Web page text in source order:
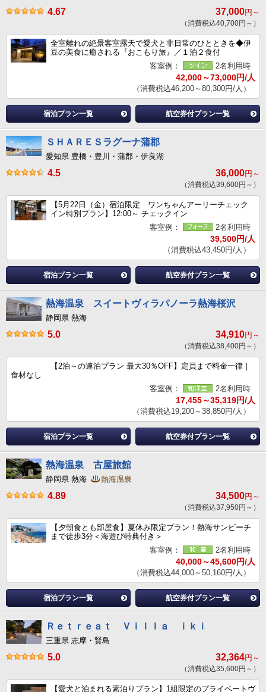
4.67 37,000円～
（消費税込40,700円～）
全室離れの絶景客室露天で愛犬と非日常のひとときを◆伊
豆の美食に癒される『おこもり旅』／１泊２食付
客室例：
2名利用時
42,000～73,000円/人
（消費税込46,200～80,300円/人）
宿泊プラン一覧 航空券付プラン一覧
ＳＨＡＲＥＳラグーナ蒲郡
愛知県 豊橋・豊川・蒲郡・伊良湖
4.5 36,000円～
（消費税込39,600円～）
【5月22日（金）宿泊限定 ワンちゃんアーリーチェック
イン特別プラン】12:00～ チェックイン
客室例：
2名利用時
39,500円/人
（消費税込43,450円/人）
宿泊プラン一覧 航空券付プラン一覧
熱海温泉 スイートヴィラパノーラ熱海桜沢
静岡県 熱海
5.0 34,910円～
（消費税込38,400円～）
【2泊～の連泊プラン 最大30％OFF】定員まで料金一律｜
食材なし
客室例：
2名利用時
17,455～35,319円/人
（消費税込19,200～38,850円/人）
宿泊プラン一覧 航空券付プラン一覧
熱海温泉 古屋旅館
静岡県 熱海 熱海温泉
4.89 34,500円～
（消費税込37,950円～）
【夕朝食とも部屋食】夏休み限定プラン！熱海サンビーチ
まで徒歩3分＜海遊び特典付き＞
客室例：
2名利用時
40,000～45,600円/人
（消費税込44,000～50,160円/人）
宿泊プラン一覧 航空券付プラン一覧
Ｒｅｔｒｅａｔ Ｖｉｌｌａ ｉｋｉ
三重県 志摩・賢島
5.0 32,364円～
（消費税込35,600円～）
【愛犬と泊まれる素泊りプラン】1組限定のプライベートヴ